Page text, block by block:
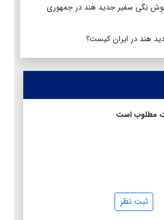
نِگی سفیر جدید هند در جمهوری
هند در ایران کیست؟
مطلوب است
ثبت نظر